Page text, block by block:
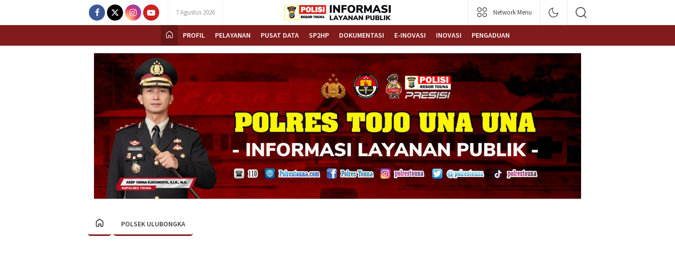
7 Agustus 2026
Polrestouna.com
Informasi Layanan Publik
Network Menu
PROFIL PELAYANAN PUSAT DATA SP2HP DOKUMENTASI E-INOVASI INOVASI PENGADUAN
POLSEK ULUBONGKA